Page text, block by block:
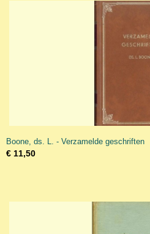
Boone, ds. L. - Verzamelde geschriften
€ 11,50